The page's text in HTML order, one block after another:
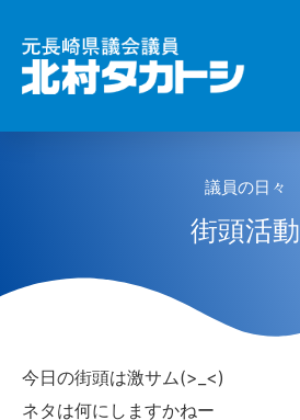
議員の日々
街頭活動
今日の街頭は激サム(>_<)
ネタは何にしますかねー